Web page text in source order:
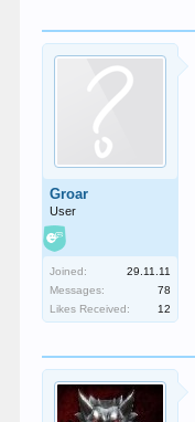
Groar
User
Joined:
29.11.11
Messages:
78
Likes Received:
12